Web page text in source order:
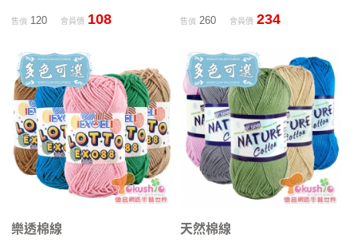
售價120 會員價 108 售價 260 會員價 234
樂透棉線 天然棉線